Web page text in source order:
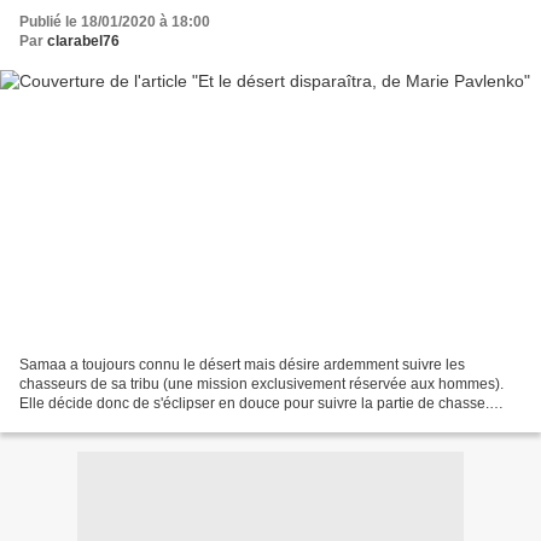
Publié le 18/01/2020 à 18:00
Par clarabel76
Samaa a toujours connu le désert mais désire ardemment suivre les
chasseurs de sa tribu (une mission exclusivement réservée aux hommes).
Elle décide donc de s'éclipser en douce pour suivre la partie de chasse.